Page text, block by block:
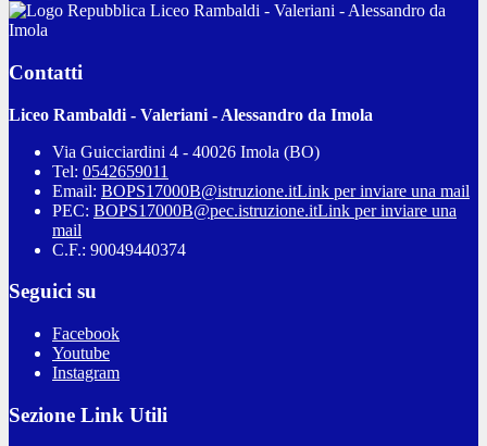
Liceo Rambaldi - Valeriani - Alessandro da
Imola
Contatti
Liceo Rambaldi - Valeriani - Alessandro da Imola
Via Guicciardini 4 - 40026 Imola (BO)
Tel: 0542659011
Email: BOPS17000B@istruzione.itLink per inviare una mail
PEC: BOPS17000B@pec.istruzione.itLink per inviare una
mail
C.F.: 90049440374
Seguici su
Facebook
Youtube
Instagram
Sezione Link Utili